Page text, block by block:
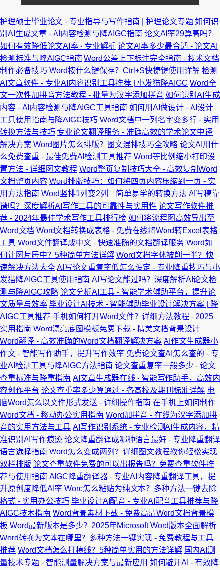
护理硕士毕业论文 - 专业指导与写作指南 | 护理论文专题 如何识
别AI生成文章 - AI内容检测与降AIGC指南 论文AI率29算高吗？
如何有效降低论文AI率 - 专业解析 论文AI率多少最合适 - 论文AI
检测标准与降AIGC指南 Word公差上下标注完全指南 - 技术文档
制作必备技巧 Word按什么键保存？Ctrl+S快捷键使用详解 检测
AI文章软件 - 专业AI内容识别工具推荐 | 小发猫降AIGC Word全
文一次性加拼音方法教程 - 批量为汉字添加拼音 如何识别AI生成
内容 - AI内容检测与降AIGC工具指南 如何用AI做设计 - AI设计
工具使用指南与降AIGC技巧 Word文档中一列名字变多行 - 实用
转换方法与技巧 专业论文翻译服务 - 准确高效的学术论文中译
解决方案 Word图片怎么排版？图文混排技巧全攻略 论文AI用什
么免费查重 - 最佳免费AI检测工具推荐 Word等比例缩小打印设
置方法 - 详细图文教程 Word整页复制技巧大全 - 高效复制Word
文档整页内容 Word排版技巧：如何将四页内容压缩到一页 - 实
用方法指南 Word竖排1列变2列：简单易学的转换方法 AI写稿靠
谱吗？深度解析AI写作工具的可靠性与实用性 论文写作软件推
荐 - 2024年最佳学术写作工具排行榜 如何将流程图高效导出至
Word文档 Word文档转换成表格 - 免费在线将Word转Excel表格
工具 Word文件翻译成中文 - 快速准确的文档翻译服务 Word如
何让图片居中？5种简单方法详解 Word文档字体被削一半？快
速解决方法大全 AI写论文重复率低怎么设定 - 专业降重技巧与小
发猫降AIGC工具使用指南 AI写论文能过吗？深度解析AI论文检
测与降AIGC攻略 论文分析AI工具 - 智能学术辅助平台，提升论
文质量与效率 毕业设计AI技术 - 智能辅助毕业设计解决方案 | 降
AIGC工具推荐 手机如何打开Word文件？详细方法教程 - 2025
实用指南 Word漂亮底图模板免费下载 - 精美文档背景设计
Word翻译 - 高效准确的Word文档翻译解决方案 AI作文生成器小
作文 - 智能写作助手，提升写作效率 免费论文查AI怎么查的 - 专
业AI检测工具与降AIGC方法指南 论文查重复率一般多少 - 论文
查重标准与降重指南 AI文章生成器在线 - 智能写作助手，高效内
容创作平台 论文查重率多少算通过 - 各高校及期刊标准详解 电
脑Word怎么以文件形式发送 - 详细操作指南 在手机上如何制作
Word文档 - 移动办公实用指南 Word加拼音 - 在线为汉字添加拼
音的实用方法与工具 AI写作识别系统 - 专业检测AI生成内容，精
准识别AI写作痕迹 论文降重翻译成哪种语言最好 - 专业降重翻译
语言选择指南 Word怎么变成两列？详细图文教程教你轻松实现
双栏排版 论文查重软件免费的可以出报告吗？免费查重软件推
荐与使用指南 AIGC降重翻译器 - 专业AI内容降重翻译工具，提
升原创度降低AI率 Word怎么粘贴为纯文本？多种方法一键去除
格式 - 实用办公技巧 毕业设计AI配音 - 专业AI配音工具推荐与降
AIGC技术指南 Word背景素材下载 - 免费高清Word文档背景模
板 Word最新版本是多少？2025年Microsoft Word版本全面解析
Word转换为文本在哪里？多种方法一键实现 - 免费教程与工具
推荐 Word文档怎么打横线？5种简单实用的方法详解 国内AI测
量技术专题 - 智能测量解决方案与最新应用 如何避开AI - 有效降